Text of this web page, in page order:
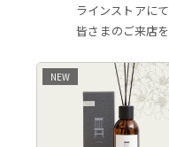
ラインストアに
皆さまのご来店
NEW